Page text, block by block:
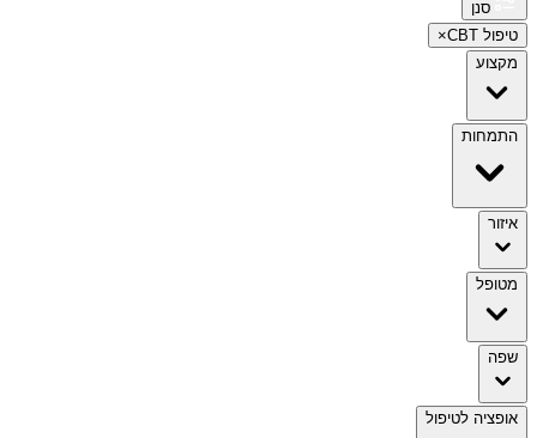
סנן
טיפול CBT
×
מקצוע
התמחות
איזור
מטופל
שפה
אופציה לטיפול